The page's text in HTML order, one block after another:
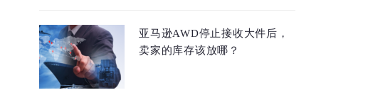
亚马逊AWD停止接收大件后，
卖家的库存该放哪？